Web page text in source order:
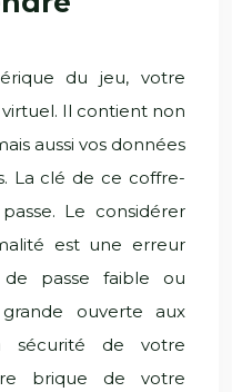
du jeu, votre
Il contient non
aussi vos données
La clé de ce coffre-
Le considérer
est une erreur
passe faible ou
ouverte aux
sécurité de votre
brique de votre